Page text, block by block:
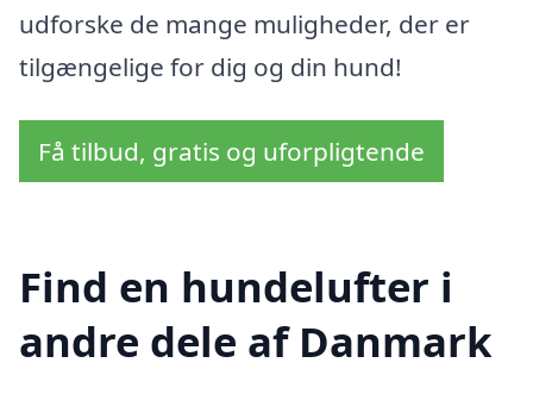
udforske de mange muligheder, der er
tilgængelige for dig og din hund!
Få tilbud, gratis og uforpligtende
Find en hundelufter i
andre dele af Danmark